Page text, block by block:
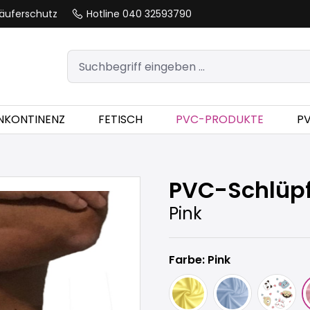
Hotline 040 32593790
FETISCH PVC-PRODUKTE
PVC-
Pink
Farbe: Pink